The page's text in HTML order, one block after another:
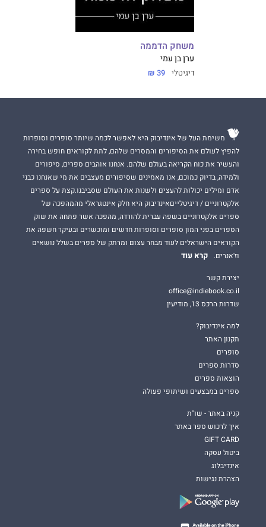
משחק הדממה
ערן בן עמי
דיגיטלי 39 ₪
משימת העל של אינדיבוק היא לאפשר לכמה שיותר סופרים וסופרות
להפיץ לעולם את הסיפורים והמסרים שלהם, לתת לקוראים חופש בחירה
והעשיר את כוח הקריאה בעולם שלהם. אנחנו אוהבים ספרים, סיפורים
ולמידה, בדיוק כמוכם, אנו מאמינים שסיפורים מעצבים את מי שאנחנו כבני
אדם ומילים יכולות להעצים ולשנות את העולם שסביבנו.קצת על ספרים
אלקטרוניים / דיגיטלייםאינדיבוק היא חלק אינטגראלי מהמהפכה של
ספרים אלקטרוניים בשפה עברית להורדה, מהפכה אשר פתחה את שוק
הספרים בפני המון סופרים וסופרות חדשים ומוכשרים ובעיקר חשפה את
הקוראים הישראלים לעוד מבחר עצום ומרתק של ספרים בשלל נושאים
וז'אנרים.
קרא עוד
יצירת קשר
office@indiebook.co.il
שדרות הרכס 13, מודיעין
למה אינדיבוק?
תקנון האתר
סופרים
סדרות ספרים
הוצאות ספרים
ספרים במבצעים ושיתופי פעולה
קניה באתר - שו"ת
איך לרכוש ספר באתר
GIFT CARD
ביטול עסקה
אינדיבלוג
הצהרת נגישות